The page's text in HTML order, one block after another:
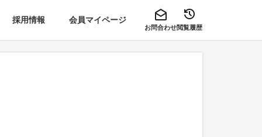
採用情報 会員マイページ
お問合わせ閲覧履歴